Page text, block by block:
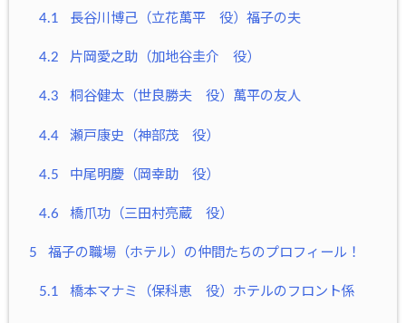
4.1 長谷川博己（立花萬平 役）福子の夫
4.2 片岡愛之助（加地谷圭介 役）
4.3 桐谷健太（世良勝夫 役）萬平の友人
4.4 瀬戸康史（神部茂 役）
4.5 中尾明慶（岡幸助 役）
4.6 橋爪功（三田村亮蔵 役）
5 福子の職場（ホテル）の仲間たちのプロフィール！
5.1 橋本マナミ（保科恵 役）ホテルのフロント係